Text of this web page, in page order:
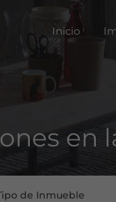
Inicio
en
de Inmueble